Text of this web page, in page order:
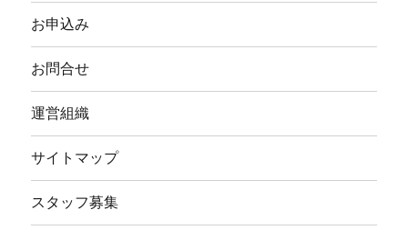
お申込み
お問合せ
運営組織
サイトマップ
スタッフ募集